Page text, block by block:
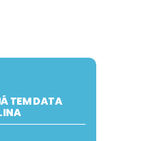
TEM DATA